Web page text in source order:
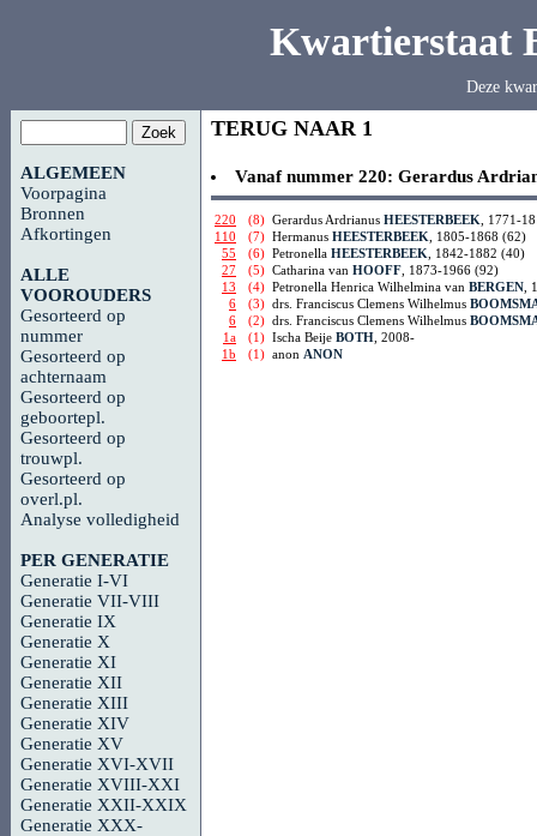
Kwartierstaat
Deze
ALGEMEEN
Voorpagina
Bronnen
Afkortingen
ALLE
VOOROUDERS
Gesorteerd op
nummer
Gesorteerd op
achternaam
Gesorteerd op
geboortepl.
Gesorteerd op
trouwpl.
Gesorteerd op
overl.pl.
Analyse volledigheid
PER GENERATIE
Generatie I-VI
Generatie VII-VIII
Generatie IX
Generatie X
Generatie XI
Generatie XII
Generatie XIII
Generatie XIV
Generatie XV
Generatie XVI-XVII
Generatie XVIII-XXI
Generatie XXII-XXIX
Generatie XXX-
TERUG NAAR 1
Vanaf nummer 220: Gerardus
220 (8) Gerardus Ardrianus HEESTERBEEK , 1771-
110
(7) Hermanus HEESTERBEEK , 1805-1868 (62)
55
(6) Petronella HEESTERBEEK , 1842-1882 (40)
27
(5) Catharina van HOOFF , 1873-1966 (92)
13
(4) Petronella Henrica Wilhelmina van BERGEN ,
6
(3) drs. Franciscus Clemens Wilhelmus
6
(2) drs. Franciscus Clemens Wilhelmus
1a
(1) Ischa Beije BOTH , 2008-
1b
(1) anon ANON